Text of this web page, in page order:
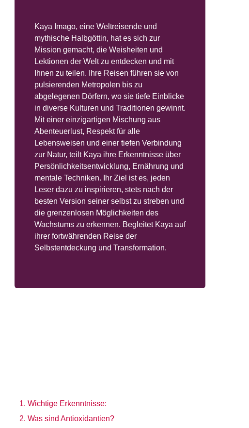
Kaya Imago, eine Weltreisende und
mythische Halbgöttin, hat es sich zur
Mission gemacht, die Weisheiten und
Lektionen der Welt zu entdecken und mit
Ihnen zu teilen. Ihre Reisen führen sie von
pulsierenden Metropolen bis zu
abgelegenen Dörfern, wo sie tiefe Einblicke
in diverse Kulturen und Traditionen gewinnt.
Mit einer einzigartigen Mischung aus
Abenteuerlust, Respekt für alle
Lebensweisen und einer tiefen Verbindung
zur Natur, teilt Kaya ihre Erkenntnisse über
Persönlichkeitsentwicklung, Ernährung und
mentale Techniken. Ihr Ziel ist es, jeden
Leser dazu zu inspirieren, stets nach der
besten Version seiner selbst zu streben und
die grenzenlosen Möglichkeiten des
Wachstums zu erkennen. Begleitet Kaya auf
ihrer fortwährenden Reise der
Selbstentdeckung und Transformation.
Wichtige Erkenntnisse:
Was sind Antioxidantien?